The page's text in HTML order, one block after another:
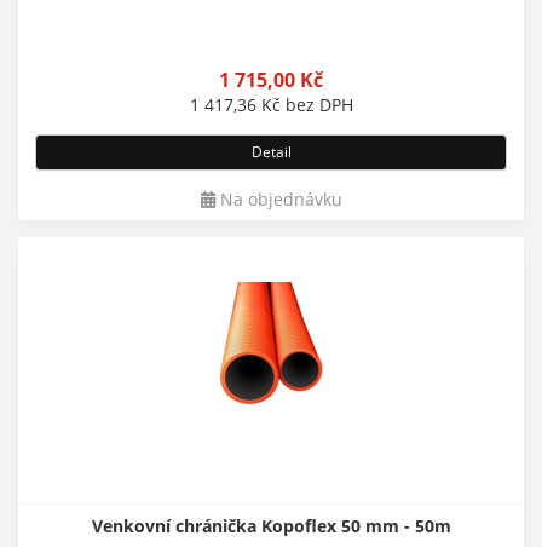
1 715,00 Kč
1 417,36 Kč bez DPH
Detail
Na objednávku
Venkovní chránička Kopoflex 50 mm - 50m